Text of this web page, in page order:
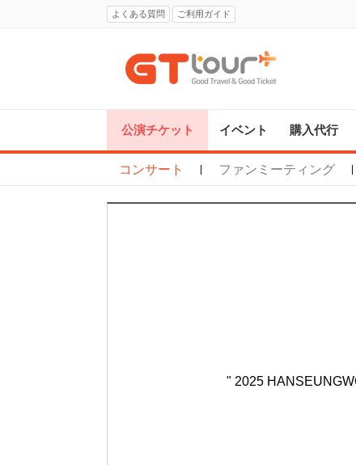
よくある質問 ご利用ガイド
公演チケット イベント 購入代行
コンサート ファンミーティング
" 2025